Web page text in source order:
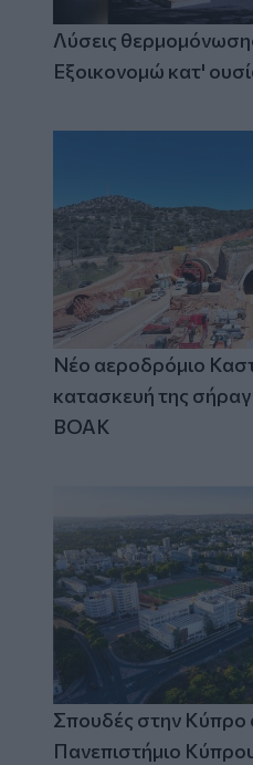
Λύσεις
Εξοικονομώ κατ'
Νέο αεροδρόμιο
κατασκευή της
ΒΟΑΚ
Σπουδές στην
Πανεπιστήμιο